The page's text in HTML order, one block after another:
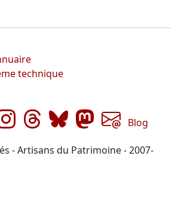
technique
Blog
- Artisans du Patrimoine - 2007-